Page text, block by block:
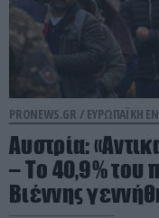
PRONEWS.GR / ΕΥΡΩΠΑΪΚΗ
Αυστρία:
– Το 40,9% του
Βιέννης